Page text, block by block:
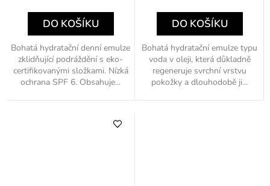
DO KOŠÍKU
Bohatá hydratační denní emulze
zklidňující podráždění s eko-
certifikovanými složkami. Nízká
ochrana SPF 6. Obsahuje...
DO KOŠÍKU
Bohatá hydratační emulze typu
voda v oleji, která důkladně
regeneruje svrchní vrstvu
pokožky a dlouhodobě ji...